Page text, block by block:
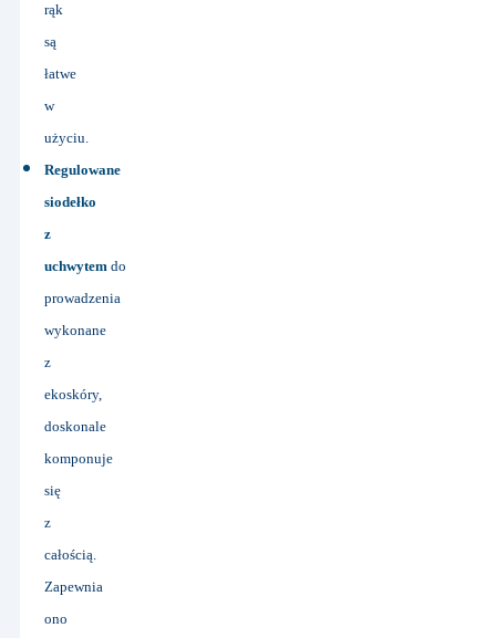
rąk
są
łatwe
w
użyciu.
Regulowane
siodełko
z
uchwytem do
prowadzenia
wykonane
z
ekoskóry,
doskonale
komponuje
się
z
całością.
Zapewnia
ono